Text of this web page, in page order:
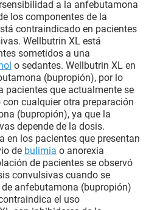
a la anfebutamona
los componentes de la
contraindicado en pacientes
Wellbutrin XL está
sometidos a una
o sedantes. Wellbutrin XL en
(bupropión), por lo
pacientes que actualmente se
cualquier otra preparación
(bupropión), ya que la
depende de la dosis.
en los pacientes que presentan
de bulimia o anorexia
de pacientes se observó
convulsivas cuando se
anfebutamona (bupropión)
el uso